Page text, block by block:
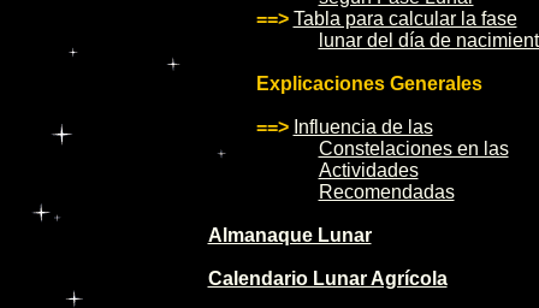
==> Tabla para calcular la fase
lunar del día de
Explicaciones Generales
==> Influencia de las
Constelaciones en las
Actividades
Recomendadas
Almanaque Lunar
Calendario Lunar Agrícola